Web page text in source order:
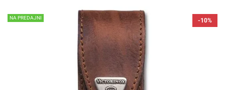
NA PREDAJNI -10%